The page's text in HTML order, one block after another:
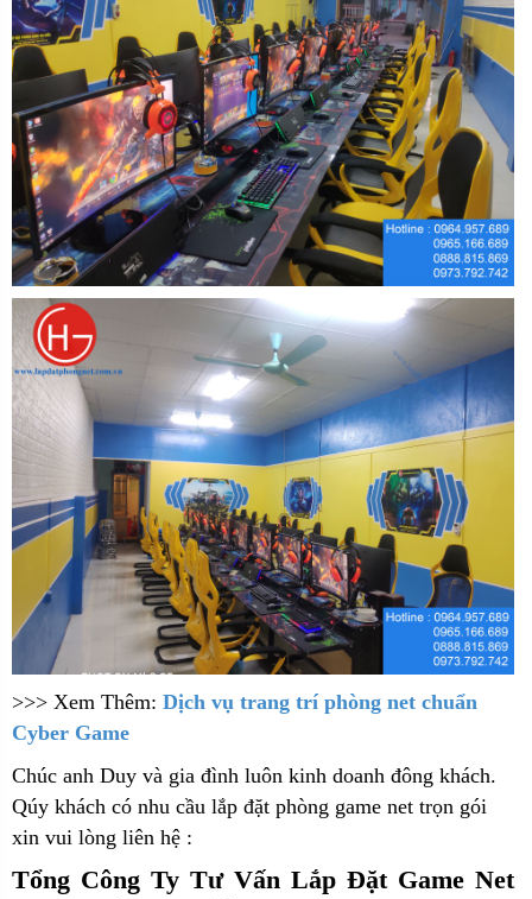
>>> Xem Thêm: Dịch vụ trang trí phòng net chuẩn
Cyber Game
Chúc anh Duy và gia đình luôn kinh doanh đông khách.
Qúy khách có nhu cầu lắp đặt phòng game net trọn gói
xin vui lòng liên hệ :
Tổng Công Ty Tư Vấn Lắp Đặt Game Net